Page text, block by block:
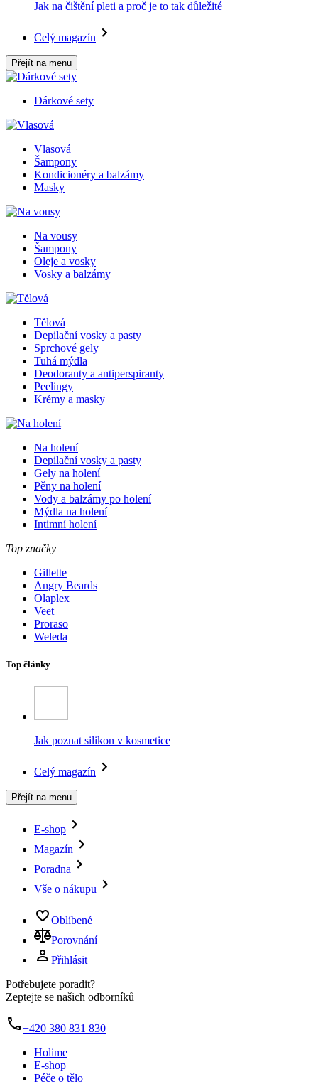
Jak na čištění pleti a proč je to tak důležité
Celý magazín
Přejít na menu
Dárkové sety
Vlasová
Šampony
Kondicionéry a balzámy
Masky
Na vousy
Šampony
Oleje a vosky
Vosky a balzámy
Tělová
Depilační vosky a pasty
Sprchové gely
Tuhá mýdla
Deodoranty a antiperspiranty
Peelingy
Krémy a masky
Na holení
Depilační vosky a pasty
Gely na holení
Pěny na holení
Vody a balzámy po holení
Mýdla na holení
Intimní holení
Top značky
Gillette
Angry Beards
Olaplex
Veet
Proraso
Weleda
Top články
Jak poznat silikon v kosmetice
Celý magazín
Přejít na menu
E-shop
Magazín
Poradna
Vše o nákupu
Oblíbené
Porovnání
Přihlásit
Potřebujete poradit?
Zeptejte se našich odborníků
+420 380 831 830
Holime
E-shop
Péče o tělo